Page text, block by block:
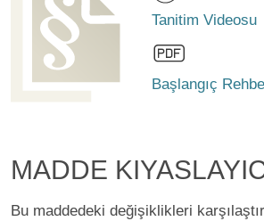
Tanitim Videosu
Başlangıç
MADDE
Bu maddedeki değişiklikleri